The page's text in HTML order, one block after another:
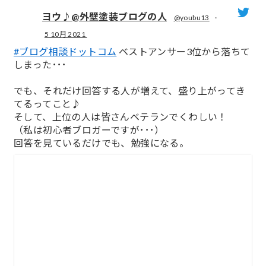
ヨウ♪@外壁塗装ブログの人 @youbu13
·
5 10月 2021
#ブログ相談ドットコム ベストアンサー3位から落ちて
しまった･･･
でも、それだけ回答する人が増えて、盛り上がってき
てるってこと♪
そして、上位の人は皆さんベテランでくわしい！
（私は初心者ブロガーですが･･･）
回答を見ているだけでも、勉強になる。